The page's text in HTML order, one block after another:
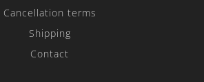
Cancellation terms
Shipping
Contact